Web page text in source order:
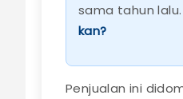
sama tahun lalu.
kan?
Penjualan ini